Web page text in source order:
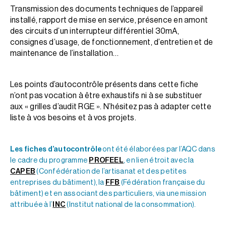
Transmission des documents techniques de l’appareil
installé, rapport de mise en service, présence en amont
des circuits d’un interrupteur différentiel 30mA,
consignes d’usage, de fonctionnement, d’entretien et de
maintenance de l’installation…
Les points d’autocontrôle présents dans cette fiche
n’ont pas vocation à être exhaustifs ni à se substituer
aux « grilles d’audit RGE ». N’hésitez pas à adapter cette
liste à vos besoins et à vos projets.
Les fiches d’autocontrôleont été élaborées par l’AQC dans
le cadre du programme PROFEEL , en lien étroit avec la
CAPEB (Confédération de l’artisanat et des petites
entreprises du bâtiment), la FFB (Fédération française du
bâtiment) et en associant des particuliers, via une mission
attribuée à l’ INC (Institut national de la consommation).